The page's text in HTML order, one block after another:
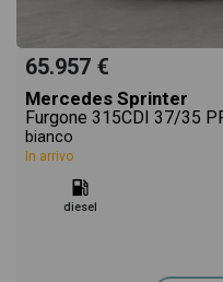
65.957 €
Mercedes Sprinter
Furgone 315CDI 37/35
bianco
In arrivo
diesel